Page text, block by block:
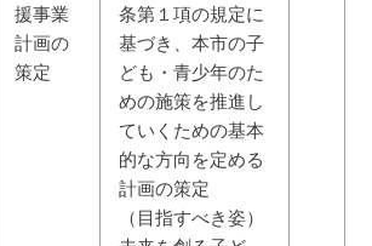
援事業
計画の
策定
条第１項の規定に
基づき、本市の子
ども・青少年のた
めの施策を推進し
ていくための基本
的な方向を定める
計画の策定
（目指すべき姿）